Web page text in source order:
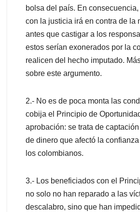
bolsa del país. En
con la justicia irá en contra de la
antes que castigar a los
estos serían exonerados por la
realicen del hecho imputado.
sobre este argumento.
2.- No es de poca monta las
cobija el Principio de
aprobación: se trata de
de dinero que afectó la
los colombianos.
3.- Los beneficiados con el
no solo no han reparado a las
descalabro, sino que han